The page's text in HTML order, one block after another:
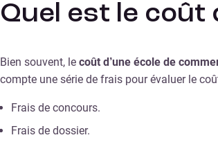
Quel est le coût
Bien souvent, le coût d’une école de
compte une série de frais pour évaluer le
Frais de concours.
Frais de dossier.